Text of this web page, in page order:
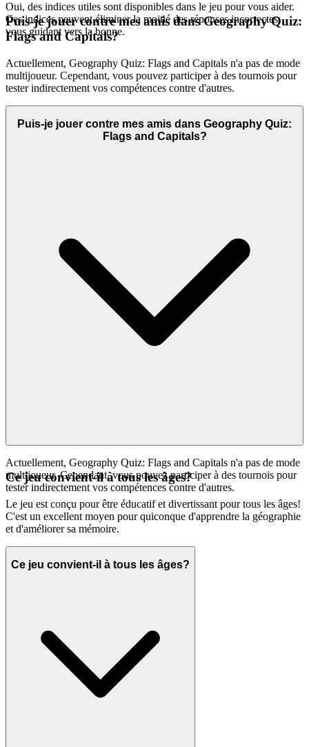
Oui, des indices utiles sont disponibles dans le jeu pour vous aider.
Ces indices peuvent éliminer la moitié des réponses incorrectes,
vous guidant vers la bonne.
Puis-je jouer contre mes amis dans Geography Quiz:
Flags and Capitals?
Actuellement, Geography Quiz: Flags and Capitals n'a pas de mode
multijoueur. Cependant, vous pouvez participer à des tournois pour
tester indirectement vos compétences contre d'autres.
Puis-je jouer contre mes amis dans Geography Quiz:
Flags and Capitals?
Actuellement, Geography Quiz: Flags and Capitals n'a pas de mode
multijoueur. Cependant, vous pouvez participer à des tournois pour
tester indirectement vos compétences contre d'autres.
Ce jeu convient-il à tous les âges?
Le jeu est conçu pour être éducatif et divertissant pour tous les âges!
C'est un excellent moyen pour quiconque d'apprendre la géographie
et d'améliorer sa mémoire.
Ce jeu convient-il à tous les âges?